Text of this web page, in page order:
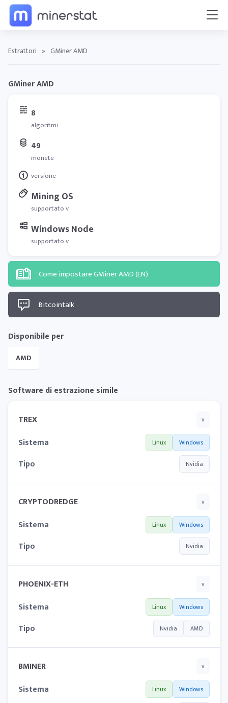
Estrattori » GMiner AMD
GMiner AMD
8
algoritmi
49
monete
versione
Mining OS
supportato v
Windows Node
supportato v
Come impostare GMiner AMD (EN)
Bitcointalk
Disponibile per
AMD
Software di estrazione simile
TREX v
Sistema Linux Windows
Tipo Nvidia
CRYPTODREDGE v
Sistema Linux Windows
Tipo Nvidia
PHOENIX-ETH v
Sistema Linux Windows
Tipo Nvidia AMD
BMINER v
Sistema Linux Windows